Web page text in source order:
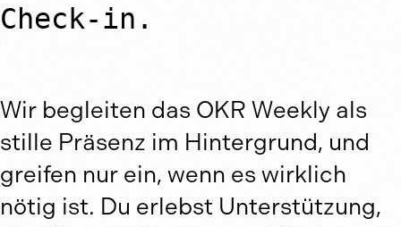
Check-in.
Wir begleiten das OKR Weekly als
stille Präsenz im Hintergrund, und
greifen nur ein, wenn es wirklich
nötig ist. Du erlebst Unterstützung,